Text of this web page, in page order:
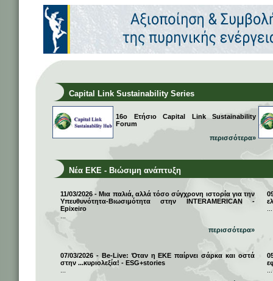
Capital Link Sustainability Series
16ο Ετήσιο Capital Link Sustainability
Forum
περισσότερα»
Νέα ΕΚΕ - Βιώσιμη ανάπτυξη
11/03/2026 - Μια παλιά, αλλά τόσο σύγχρονη ιστορία για την
Υπευθυνότητα-Βιωσιμότητα στην INTERAMERICAN -
Epixeiro
περισσότερα»
07/03/2026 - Be-Live: Όταν η ΕΚΕ παίρνει σάρκα και οστά
στην ...κυριολεξία! - ESG+stories